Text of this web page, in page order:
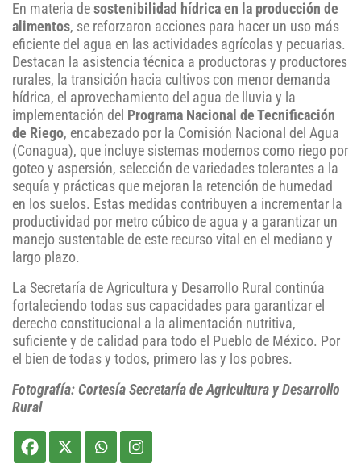
En materia de sostenibilidad hídrica en la producción de
alimentos, se reforzaron acciones para hacer un uso más
eficiente del agua en las actividades agrícolas y pecuarias.
Destacan la asistencia técnica a productoras y productores
rurales, la transición hacia cultivos con menor demanda
hídrica, el aprovechamiento del agua de lluvia y la
implementación del Programa Nacional de Tecnificación
de Riego, encabezado por la Comisión Nacional del Agua
(Conagua), que incluye sistemas modernos como riego por
goteo y aspersión, selección de variedades tolerantes a la
sequía y prácticas que mejoran la retención de humedad
en los suelos. Estas medidas contribuyen a incrementar la
productividad por metro cúbico de agua y a garantizar un
manejo sustentable de este recurso vital en el mediano y
largo plazo.
La Secretaría de Agricultura y Desarrollo Rural continúa
fortaleciendo todas sus capacidades para garantizar el
derecho constitucional a la alimentación nutritiva,
suficiente y de calidad para todo el Pueblo de México. Por
el bien de todas y todos, primero las y los pobres.
Fotografía: Cortesía Secretaría de Agricultura y Desarrollo
Rural